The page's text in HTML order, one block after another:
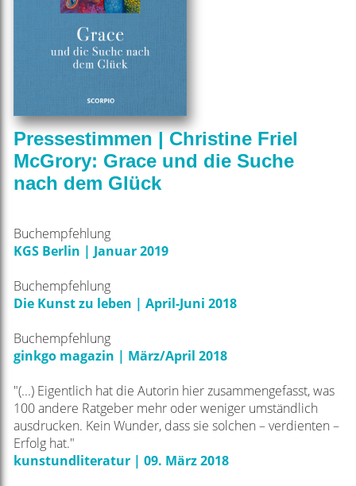
Pressestimmen | Christine Friel
McGrory: Grace und die Suche
nach dem Glück
Buchempfehlung
KGS Berlin | Januar 2019
Buchempfehlung
Die Kunst zu leben | April-Juni 2018
Buchempfehlung
ginkgo magazin | März/April 2018
"(...) Eigentlich hat die Autorin hier zusammengefasst, was
100 andere Ratgeber mehr oder weniger umständlich
ausdrucken. Kein Wunder, dass sie solchen – verdienten –
Erfolg hat."
kunstundliteratur | 09. März 2018